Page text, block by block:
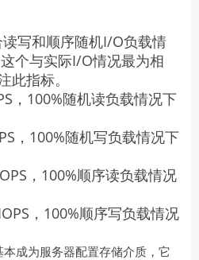
写和顺序随机I/O负载情
个与实际I/O情况最为相
此指标。
，100%随机读负载情况下
，100%随机写负载情况下
，100%顺序读负载情况
，100%顺序写负载情况
本成为服务器配置存储介质，它